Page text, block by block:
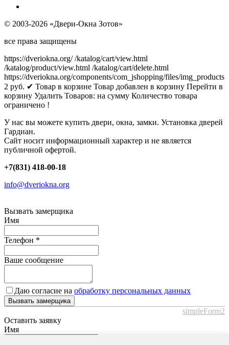
© 2003-2026 «Двери-Окна Зотов»
все права защищены
https://dveriokna.org/ /katalog/cart/view.html
/katalog/product/view.html /katalog/cart/delete.html
https://dveriokna.org/components/com_jshopping/files/img_products
2 руб. ✔ Товар в корзине Товар добавлен в корзину Перейти в
корзину Удалить Товаров: на сумму Количество товара
ограничено !
У нас вы можете купить двери, окна, замки. Установка дверей
Гардиан.
Сайт носит информационный характер и не является
публичной офертой.
+7(831) 418-00-18
info@dveriokna.org
Вызвать замерщика
Имя
Телефон *
Ваше сообщение
Даю согласие на обработку персональных данных
Вызвать замерщика
simpleForm2
Оставить заявку
Имя